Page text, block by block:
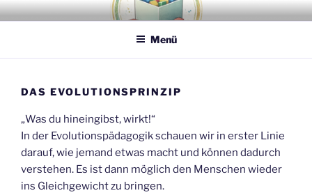
Zum
InhaltERZIEHUNGSBOX PLUS
Für ein freies, selbstbestimmtes Lernen und Leben – für Kinder,
Menü
DAS EVOLUTIONSPRINZIP
„Was du hineingibst, wirkt!“
In der Evolutionspädagogik schauen wir in erster Linie
darauf, wie jemand etwas macht und können dadurch
verstehen. Es ist dann möglich den Menschen wieder
ins Gleichgewicht zu bringen.